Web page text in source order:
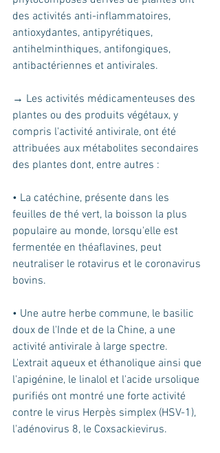
des activités anti-inflammatoires,
antioxydantes, antipyrétiques,
antihelminthiques, antifongiques,
antibactériennes et antivirales.
→ Les activités médicamenteuses des
plantes ou des produits végétaux, y
compris l'activité antivirale, ont été
attribuées aux métabolites secondaires
des plantes dont, entre autres :
• La catéchine, présente dans les
feuilles de thé vert, la boisson la plus
populaire au monde, lorsqu'elle est
fermentée en théaflavines, peut
neutraliser le rotavirus et le coronavirus
bovins.
• Une autre herbe commune, le basilic
doux de l'Inde et de la Chine, a une
activité antivirale à large spectre.
L'extrait aqueux et éthanolique ainsi que
l'apigénine, le linalol et l'acide ursolique
purifiés ont montré une forte activité
contre le virus Herpès simplex (HSV-1),
l'adénovirus 8, le Coxsackievirus.